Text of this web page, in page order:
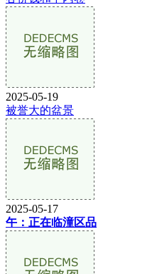
2025-05-19
被誉大的盆景
2025-05-17
午：正在临潼区品